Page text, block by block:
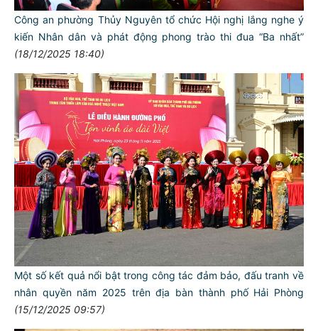
Công an phường Thủy Nguyên tổ chức Hội nghị lắng nghe ý
kiến Nhân dân và phát động phong trào thi đua “Ba nhất”
(18/12/2025 18:40)
Một số kết quả nổi bật trong công tác đảm bảo, đấu tranh về
nhân quyền năm 2025 trên địa bàn thành phố Hải Phòng
(15/12/2025 09:57)